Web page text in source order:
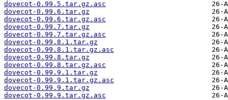
dovecot-0.99.5.tar.gz.asc
dovecot-0.99.6.tar.gz
dovecot-0.99.6.tar.gz.asc
dovecot-0.99.7.tar.gz
dovecot-0.99.7.tar.gz.asc
dovecot-0.99.8.1.tar.gz
dovecot-0.99.8.1.tar.gz.asc
dovecot-0.99.8.tar.gz
dovecot-0.99.8.tar.gz.asc
dovecot-0.99.9.1.tar.gz
dovecot-0.99.9.1.tar.gz.asc
dovecot-0.99.9.tar.gz
dovecot-0.99.9.tar.gz.asc